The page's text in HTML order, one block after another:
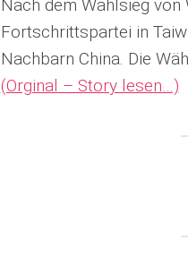
Nach dem Wahlsieg
Fortschrittspartei in
Nachbarn China. Die
(Orginal – Story lesen…)